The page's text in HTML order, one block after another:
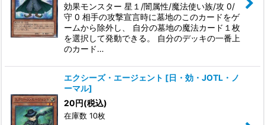
効果モンスター 星１/闇属性/魔法使い族/攻 0/
守 0 相手の攻撃宣言時に墓地のこのカードをゲ
ームから除外し、 自分の墓地の魔法カード１枚
を選択して発動できる。 自分のデッキの一番上
のカード…
エクシーズ・エージェント [日・効・JOTL・ノ
ーマル]
20円(税込)
在庫数 10枚